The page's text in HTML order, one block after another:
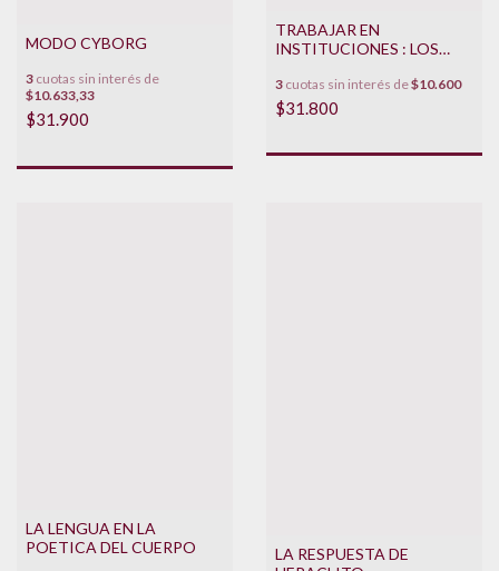
MODO CYBORG
3 cuotas sin interés de
$10.633,33
$31.900
TRABAJAR EN
INSTITUCIONES : LOS
3 cuotas sin interés de$10.600
$31.800
LA LENGUA EN LA
POETICA DEL CUERPO
LA RESPUESTA DE